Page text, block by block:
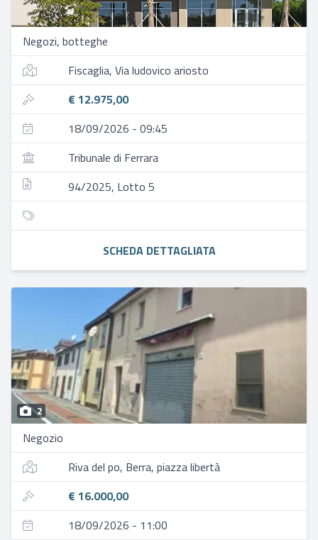
Negozi, botteghe
Fiscaglia, Via ludovico ariosto
€ 12.975,00
18/09/2026 - 09:45
Tribunale di Ferrara
94/2025, Lotto 5
SCHEDA DETTAGLIATA
2
Negozio
Riva del po, Berra, piazza libertà
€ 16.000,00
18/09/2026 - 11:00